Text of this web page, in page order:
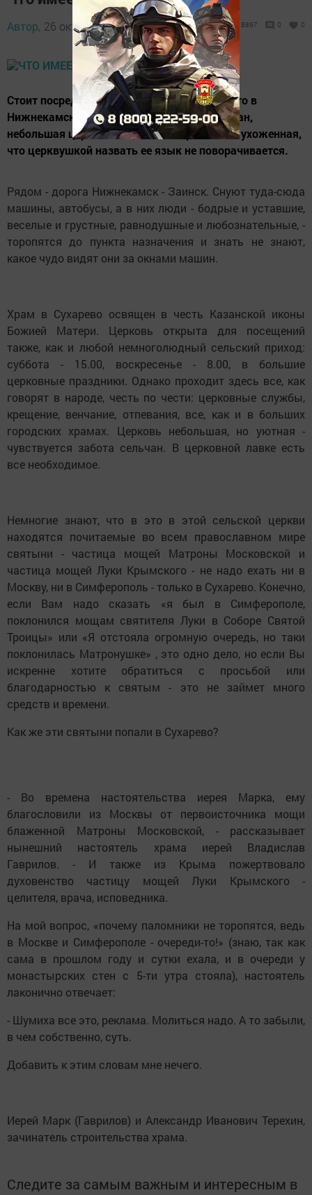
Автор, 26 октября 2016 - 12:10 8867 0 0
Стоит посреди старинного села Сухарево, что в
Нижнекамском районе Республики Татарстан,
небольшая церковь - настолько красивая и ухоженная,
что церквушкой назвать ее язык не поворачивается.
Рядом - дорога Нижнекамск - Заинск. Снуют туда-сюда
машины, автобусы, а в них люди - бодрые и уставшие,
веселые и грустные, равнодушные и любознательные, -
торопятся до пункта назначения и знать не знают,
какое чудо видят они за окнами машин.
Храм в Сухарево освящен в честь Казанской иконы
Божией Матери. Церковь открыта для посещений
также, как и любой немноголюдный сельский приход:
суббота - 15.00, воскресенье - 8.00, в большие
церковные праздники. Однако проходит здесь все, как
говорят в народе, честь по чести: церковные службы,
крещение, венчание, отпевания, все, как и в больших
городских храмах. Церковь небольшая, но уютная -
чувствуется забота сельчан. В церковной лавке есть
все необходимое.
Немногие знают, что в это в этой сельской церкви
находятся почитаемые во всем православном мире
святыни - частица мощей Матроны Московской и
частица мощей Луки Крымского - не надо ехать ни в
Москву, ни в Симферополь - только в Сухарево. Конечно,
если Вам надо сказать «я был в Симферополе,
поклонился мощам святителя Луки в Соборе Святой
Троицы» или «Я отстояла огромную очередь, но таки
поклонилась Матронушке» , это одно дело, но если Вы
искренне хотите обратиться с просьбой или
благодарностью к святым - это не займет много
средств и времени.
Как же эти святыни попали в Сухарево?
- Во времена настоятельства иерея Марка, ему
благословили из Москвы от первоисточника мощи
блаженной Матроны Московской, - рассказывает
нынешний настоятель храма иерей Владислав
Гаврилов. - И также из Крыма пожертвовало
духовенство частицу мощей Луки Крымского -
целителя, врача, исповедника.
На мой вопрос, «почему паломники не торопятся, ведь
в Москве и Симферополе - очереди-то!» (знаю, так как
сама в прошлом году и сутки ехала, и в очереди у
монастырских стен с 5-ти утра стояла), настоятель
лаконично отвечает:
- Шумиха все это, реклама. Молиться надо. А то забыли,
в чем собственно, суть.
Добавить к этим словам мне нечего.
Иерей Марк (Гаврилов) и Александр Иванович Терехин,
зачинатель строительства храма.
Следите за самым важным и интересным в